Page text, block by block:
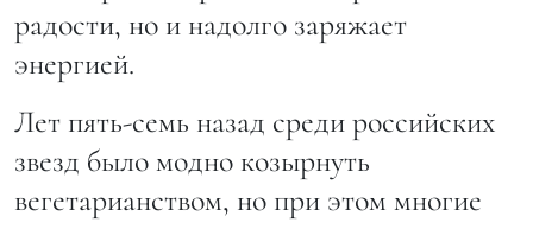
радости, но и надолго заряжает
энергией.
Лет пять-семь назад среди российских
звезд было модно козырнуть
вегетарианством, но при этом многие